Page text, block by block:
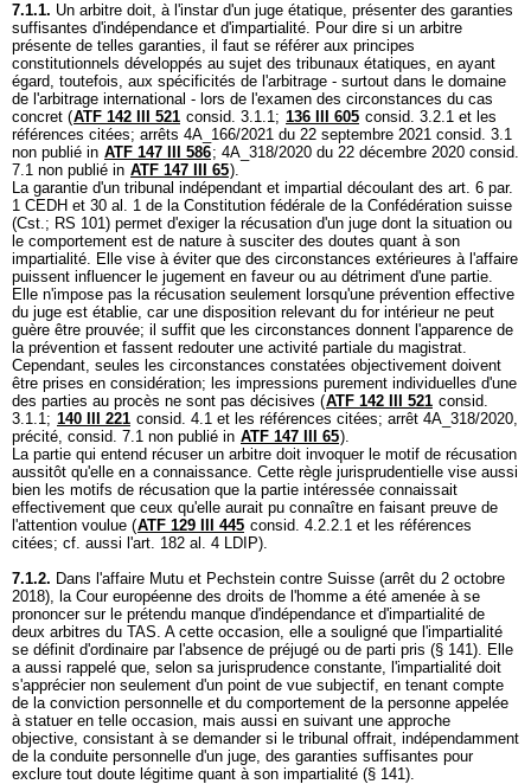
7.1.1. Un arbitre doit, à l'instar d'un juge étatique, présenter des garanties
suffisantes d'indépendance et d'impartialité. Pour dire si un arbitre
présente de telles garanties, il faut se référer aux principes
constitutionnels développés au sujet des tribunaux étatiques, en ayant
égard, toutefois, aux spécificités de l'arbitrage - surtout dans le domaine
de l'arbitrage international - lors de l'examen des circonstances du cas
concret (ATF 142 III 521 consid. 3.1.1; 136 III 605 consid. 3.2.1 et les
références citées; arrêts 4A_166/2021 du 22 septembre 2021 consid. 3.1
non publié in ATF 147 III 586; 4A_318/2020 du 22 décembre 2020 consid.
7.1 non publié in ATF 147 III 65).
La garantie d'un tribunal indépendant et impartial découlant des art. 6 par.
1 CEDH et 30 al. 1 de la Constitution fédérale de la Confédération suisse
(Cst.; RS 101) permet d'exiger la récusation d'un juge dont la situation ou
le comportement est de nature à susciter des doutes quant à son
impartialité. Elle vise à éviter que des circonstances extérieures à l'affaire
puissent influencer le jugement en faveur ou au détriment d'une partie.
Elle n'impose pas la récusation seulement lorsqu'une prévention effective
du juge est établie, car une disposition relevant du for intérieur ne peut
guère être prouvée; il suffit que les circonstances donnent l'apparence de
la prévention et fassent redouter une activité partiale du magistrat.
Cependant, seules les circonstances constatées objectivement doivent
être prises en considération; les impressions purement individuelles d'une
des parties au procès ne sont pas décisives (ATF 142 III 521 consid.
3.1.1; 140 III 221 consid. 4.1 et les références citées; arrêt 4A_318/2020,
précité, consid. 7.1 non publié in ATF 147 III 65).
La partie qui entend récuser un arbitre doit invoquer le motif de récusation
aussitôt qu'elle en a connaissance. Cette règle jurisprudentielle vise aussi
bien les motifs de récusation que la partie intéressée connaissait
effectivement que ceux qu'elle aurait pu connaître en faisant preuve de
l'attention voulue (ATF 129 III 445 consid. 4.2.2.1 et les références
citées; cf. aussi l'art. 182 al. 4 LDIP).
7.1.2. Dans l'affaire Mutu et Pechstein contre Suisse (arrêt du 2 octobre
2018), la Cour européenne des droits de l'homme a été amenée à se
prononcer sur le prétendu manque d'indépendance et d'impartialité de
deux arbitres du TAS. A cette occasion, elle a souligné que l'impartialité
se définit d'ordinaire par l'absence de préjugé ou de parti pris (§ 141). Elle
a aussi rappelé que, selon sa jurisprudence constante, l'impartialité doit
s'apprécier non seulement d'un point de vue subjectif, en tenant compte
de la conviction personnelle et du comportement de la personne appelée
à statuer en telle occasion, mais aussi en suivant une approche
objective, consistant à se demander si le tribunal offrait, indépendamment
de la conduite personnelle d'un juge, des garanties suffisantes pour
exclure tout doute légitime quant à son impartialité (§ 141).